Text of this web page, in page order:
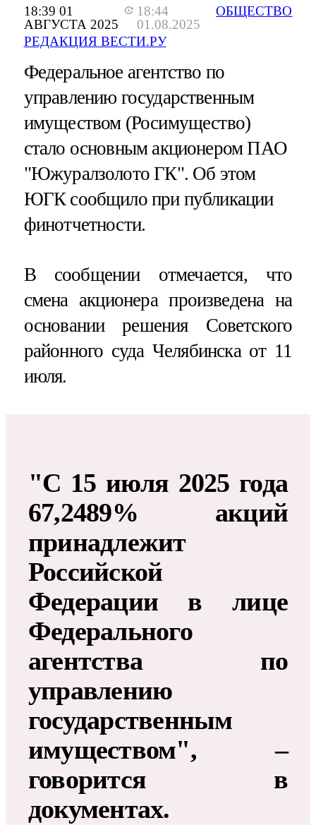
18:39 01
АВГУСТА 2025
18:44
01.08.2025
РЕДАКЦИЯ ВЕСТИ.РУ
ОБЩЕСТВО
Федеральное агентство по
управлению государственным
имуществом (Росимущество)
стало основным акционером ПАО
"Южуралзолото ГК". Об этом
ЮГК сообщило при публикации
финотчетности.
В сообщении отмечается, что
смена акционера произведена на
основании решения Советского
районного суда Челябинска от 11
июля.
"С 15 июля 2025 года
67,2489% акций
принадлежит
Российской
Федерации в лице
Федерального
агентства по
управлению
государственным
имуществом", –
говорится в
документах.